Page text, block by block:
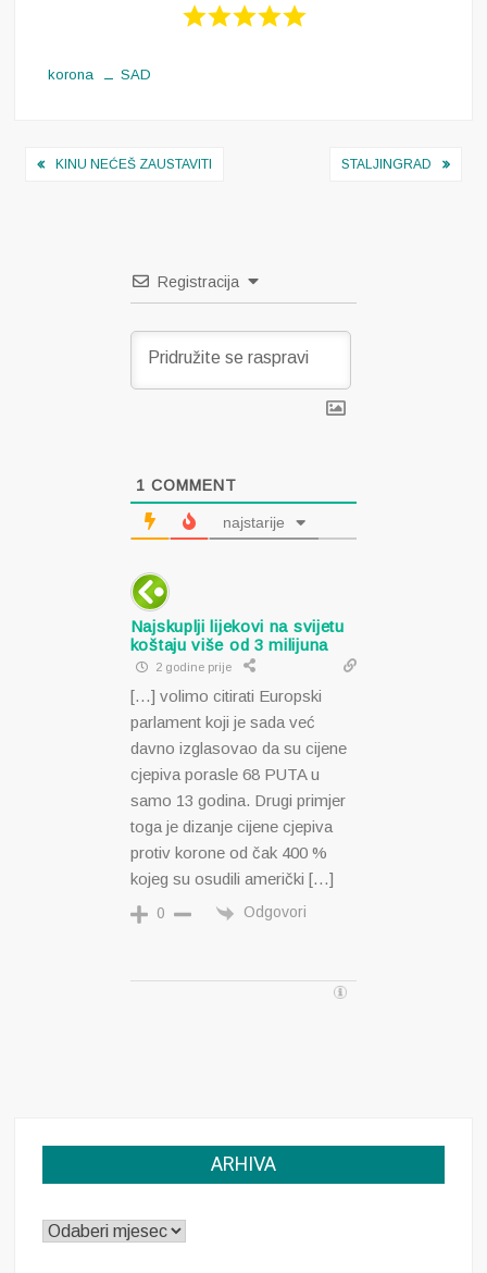
korona SAD
Navigacija
KINU NEĆEŠ ZAUSTAVITI STALJINGRAD
Registracija
1 COMMENT
najstarije
Najskuplji lijekovi na svijetu
koštaju više od 3 milijuna
2 godine prije
[…] volimo citirati Europski
parlament koji je sada već
davno izglasovao da su cijene
cjepiva porasle 68 PUTA u
samo 13 godina. Drugi primjer
toga je dizanje cijene cjepiva
protiv korone od čak 400 %
kojeg su osudili američki […]
0 Odgovori
ARHIVA
ARHIVA